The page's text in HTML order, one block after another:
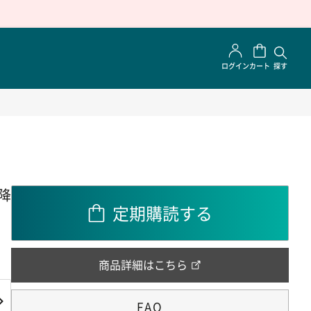
ログインカート 探す
定期購読する
商品詳細はこちら
FAQ